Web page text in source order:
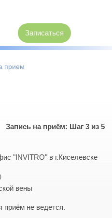
Записаться
прием
Запись на приём: Шаг 3 из 5
"INVITRO" в г.Киселевске
вены
приём не ведется.